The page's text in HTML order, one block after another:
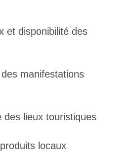
et disponibilité des
manifestations
des lieux touristiques
locaux